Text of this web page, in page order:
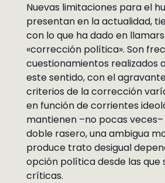
Nuevas limitaciones para el
presentan en la actualidad,
con lo que ha dado en
«corrección política». Son
cuestionamientos realizados
este sentido, con el
criterios de la corrección
en función de corrientes
mantienen –no pocas
doble rasero, una ambigua
produce trato desigual
opción política desde las que
críticas.